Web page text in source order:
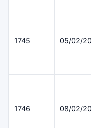
1745 05/02/
1746 08/02/